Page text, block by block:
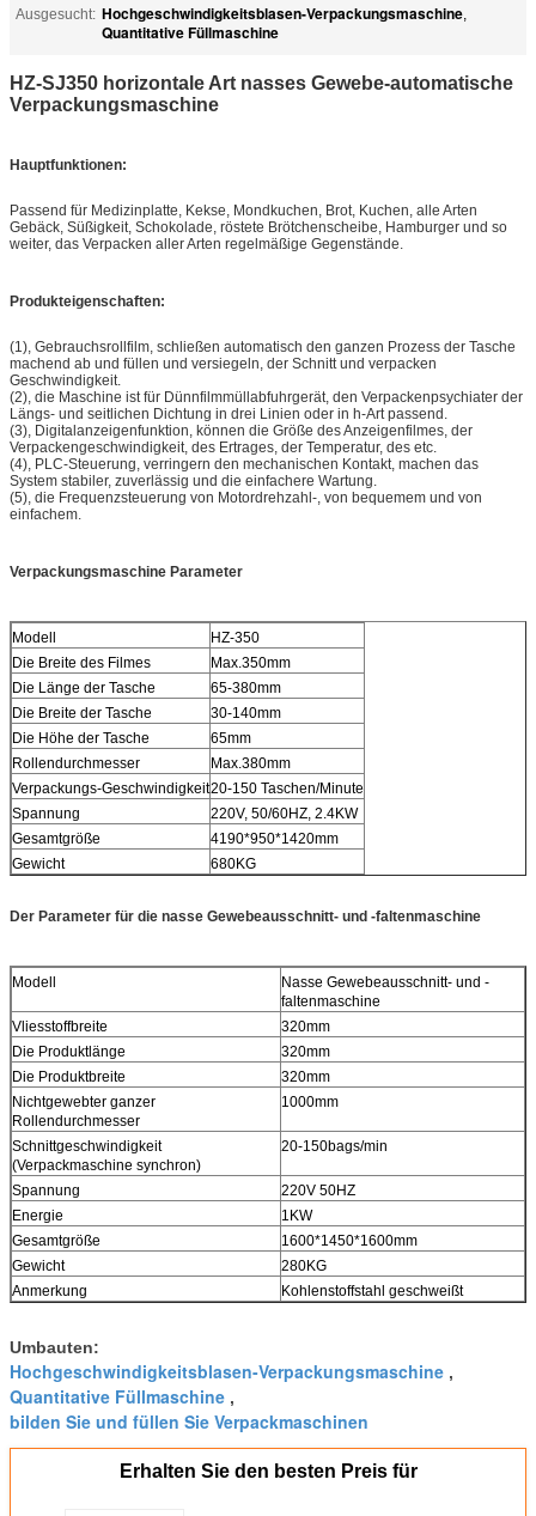
Ausgesucht: Hochgeschwindigkeitsblasen-Verpackungsmaschine,
Quantitative Füllmaschine
HZ-SJ350 horizontale Art nasses Gewebe-automatische
Verpackungsmaschine
Hauptfunktionen:
Passend für Medizinplatte, Kekse, Mondkuchen, Brot, Kuchen, alle Arten
Gebäck, Süßigkeit, Schokolade, röstete Brötchenscheibe, Hamburger und so
weiter, das Verpacken aller Arten regelmäßige Gegenstände.
Produkteigenschaften:
(1), Gebrauchsrollfilm, schließen automatisch den ganzen Prozess der Tasche
machend ab und füllen und versiegeln, der Schnitt und verpacken
Geschwindigkeit.
(2), die Maschine ist für Dünnfilmmüllabfuhrgerät, den Verpackenpsychiater der
Längs- und seitlichen Dichtung in drei Linien oder in h-Art passend.
(3), Digitalanzeigenfunktion, können die Größe des Anzeigenfilmes, der
Verpackengeschwindigkeit, des Ertrages, der Temperatur, des etc.
(4), PLC-Steuerung, verringern den mechanischen Kontakt, machen das
System stabiler, zuverlässig und die einfachere Wartung.
(5), die Frequenzsteuerung von Motordrehzahl-, von bequemem und von
einfachem.
Verpackungsmaschine Parameter
Modell
HZ-350
Die Breite des Filmes
Max.350mm
Die Länge der Tasche
65-380mm
Die Breite der Tasche
30-140mm
Die Höhe der Tasche
65mm
Rollendurchmesser
Max.380mm
Verpackungs-Geschwindigkeit20-150 Taschen/Minute
Spannung
220V, 50/60HZ, 2.4KW
Gesamtgröße
4190*950*1420mm
Gewicht
680KG
Der Parameter für die nasse Gewebeausschnitt- und -faltenmaschine
Modell
Nasse Gewebeausschnitt- und -
faltenmaschine
Vliesstoffbreite
320mm
Die Produktlänge
320mm
Die Produktbreite
320mm
Nichtgewebter ganzer
Rollendurchmesser
1000mm
Schnittgeschwindigkeit
(Verpackmaschine synchron)
20-150bags/min
Spannung
220V 50HZ
Energie
1KW
Gesamtgröße
1600*1450*1600mm
Gewicht
280KG
Anmerkung
Kohlenstoffstahl geschweißt
Umbauten:
Hochgeschwindigkeitsblasen-Verpackungsmaschine ,
Quantitative Füllmaschine ,
bilden Sie und füllen Sie Verpackmaschinen
Erhalten Sie den besten Preis für